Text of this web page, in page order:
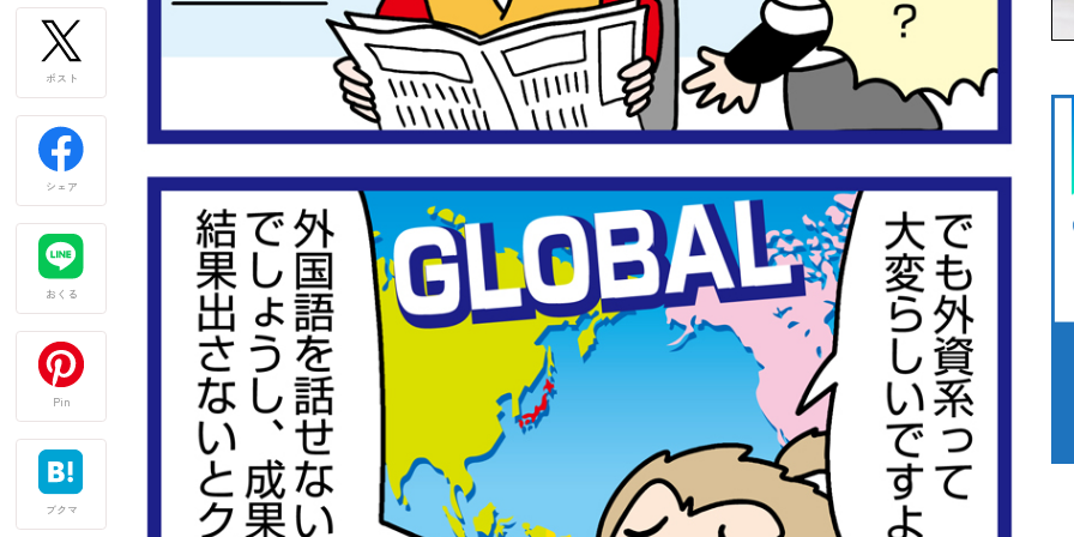
ポスト
シェア
おくる
Pin
ブクマ